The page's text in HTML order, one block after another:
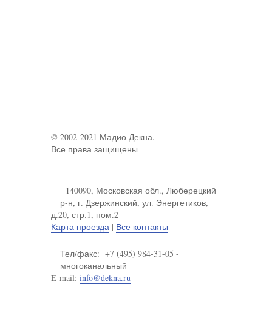
© 2002-2021 Мадио Декна.
Все права защищены
140090, Московская обл., Люберецкий
р-н, г. Дзержинский, ул. Энергетиков,
д.20, стр.1, пом.2
Карта проезда | Все контакты
Тел/факс: +7 (495) 984-31-05 -
многоканальный
E-mail: info@dekna.ru